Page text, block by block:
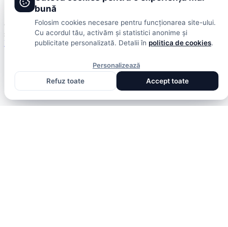
Termeni și condiții
© 2026 DolceSport. Toate drepturile rezervate. Scoruri, clasamente
și analize din toate competițiile
Fotbal intern Fotbal extern Scoruri live
bună
Folosim cookies necesare pentru funcționarea site-ului.
Cu acordul tău, activăm și statistici anonime și
publicitate personalizată. Detalii în politica de cookies.
Personalizează
Refuz toate
Accept toate